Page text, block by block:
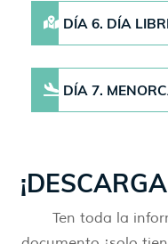
DÍA 6. DÍA
DÍA 7.
Ten toda la